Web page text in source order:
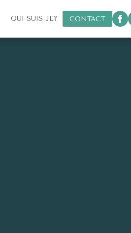
QUI SUIS-JE? CONTACT